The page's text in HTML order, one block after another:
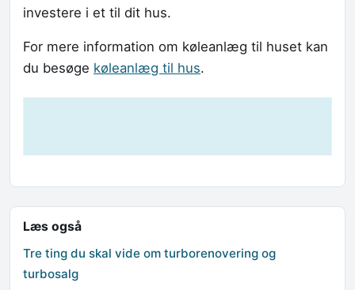
investere i et til dit hus.
For mere information om køleanlæg til huset kan
du besøge køleanlæg til hus.
Læs også
Tre ting du skal vide om turborenovering og
turbosalg